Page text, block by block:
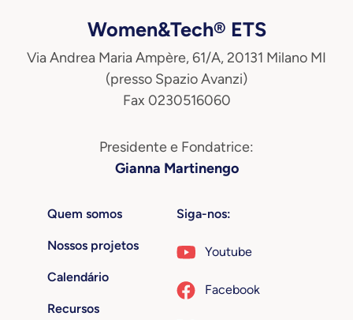
Women&Tech® ETS
Via Andrea Maria Ampère, 61/A, 20131 Milano MI
(presso Spazio Avanzi)
Fax 0230516060
Presidente e Fondatrice:
Gianna Martinengo
Quem somos
Nossos projetos
Calendário
Recursos
Siga-nos:
Youtube
Facebook